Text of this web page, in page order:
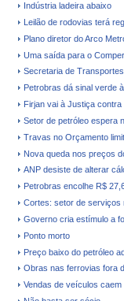
Indústria ladeira abaixo
Leilão de rodovias terá
Plano diretor do Arco
Uma saída para o
Secretaria de
Petrobras dá sinal verde
Firjan vai à Justiça
Setor de petróleo espera
Travas no Orçamento
Nova queda nos preços
ANP desiste de alterar
Petrobras encolhe R$
Cortes: setor de serviços
Governo cria estímulo a
Ponto morto
Preço baixo do petróleo
Obras nas ferrovias fora
Vendas de veículos